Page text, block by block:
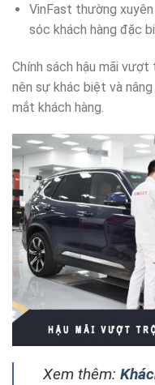
VinFast thường
sóc khách hàng đặc
Chính sách hậu mãi
nên sự khác biệt và
mắt khách hàng.
Xem thêm: